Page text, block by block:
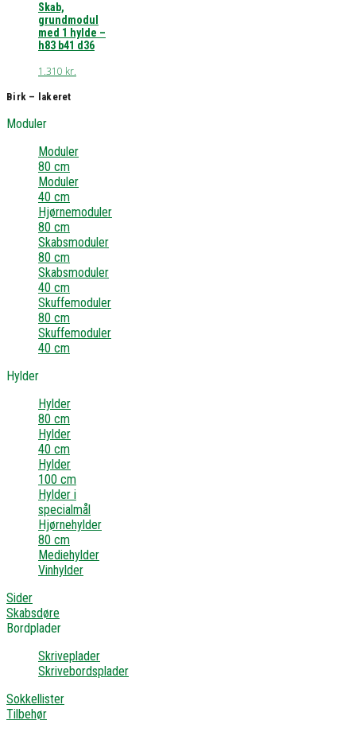
Skab,
grundmodul
med 1 hylde –
h83 b41 d36
1.310 kr.
Birk – lakeret
Moduler
Moduler
80 cm
Moduler
40 cm
Hjørnemoduler
80 cm
Skabsmoduler
80 cm
Skabsmoduler
40 cm
Skuffemoduler
80 cm
Skuffemoduler
40 cm
Hylder
Hylder
80 cm
Hylder
40 cm
Hylder
100 cm
Hylder i
specialmål
Hjørnehylder
80 cm
Mediehylder
Vinhylder
Sider
Skabsdøre
Bordplader
Skriveplader
Skrivebordsplader
Sokkellister
Tilbehør